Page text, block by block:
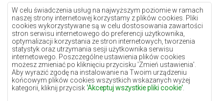
W celu świadczenia usług na najwyższym poziomie w ramach
naszej strony internetowej korzystamy z plików cookies. Pliki
cookies wykorzystywane są w celu dostosowania zawartości
stron serwisu internetowego do preferencji użytkownika,
optymalizacji korzystania ze stron internetowych, tworzenia
statystyk oraz utrzymania sesji użytkownika serwisu
internetowego. Poszczególne ustawienia plików cookies
możesz zmieniać po kliknięciu przycisku 'Zmień ustawienia'.
Aby wyrazić zgodę na instalowanie na Twoim urządzeniu
końcowym plików cookies wszystkich wskazanych wyżej
kategorii, kliknij przycisk 'Akceptuj wszystkie pliki cookie'
Dywany lilac
Dywany żółte
Dywany miętowe
Dywany niebieskie
Dywany pomarańczowe
Dywany różowe
Dywany szare